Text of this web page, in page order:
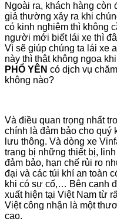
Ngoài ra, khách hàng
giả thường xảy ra khi
có kinh nghiệm thì không
người mới biết lái xe thì
Vì sẽ giúp chúng ta lái xe
này thì thật không ngoa
PHỔ YÊN có dịch vụ
không nào?
Và điều quan trọng nhất
chính là đảm bảo cho quý
lưu thông. Và dòng xe
trang bị những thiết bị,
đảm bảo, hạn chế rủi ro
đại và các túi khí an toàn
khi có sự cố,… Bên cạnh
xuất hiện tại Việt Nam từ
Việt công nhận là một
cao.